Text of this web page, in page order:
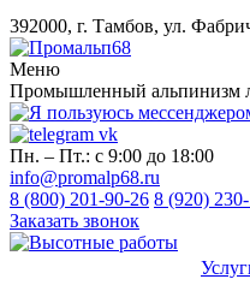
392000, г. Тамбов, ул.
Меню
Промышленный альпинизм
vk
Пн. – Пт.: с 9:00 до 18:00
info@promalp68.ru
8 (800) 201-90-26 8 (920)
Заказать звонок